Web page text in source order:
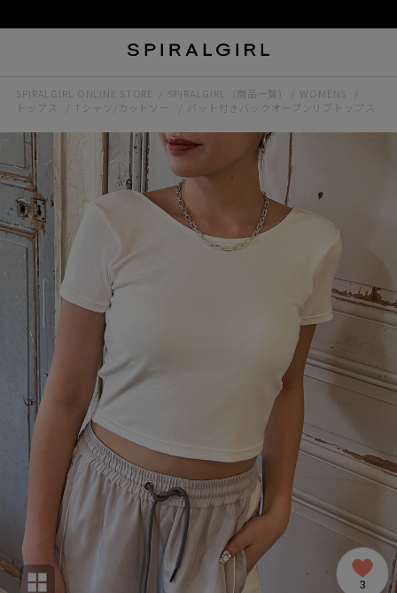
SPIRALGIRL ONLINE STORE SPIRALGIRL（商品一覧)
WOMENS
トップス
Tシャツ/カットソー パット付きバックオープンリブトップス
3